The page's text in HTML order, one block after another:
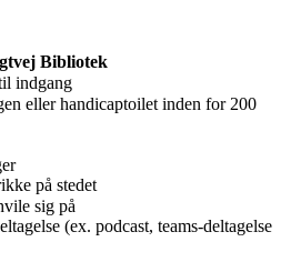
Bibliotek
indgang
eller handicaptoilet inden for 200
på stedet
sig på
(ex. podcast, teams-deltagelse